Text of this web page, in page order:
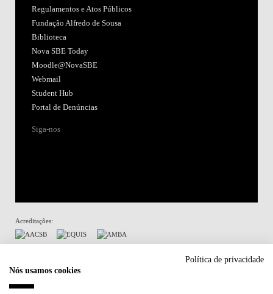
Regulamentos e Atos Públicos
Fundação Alfredo de Sousa
Biblioteca
Nova SBE Today
Moodle@NovaSBE
Webmail
Student Hub
Portal de Denúncias
Siga-nos
Acreditações:
Participa em:
Política de privacidade
Nós usamos cookies